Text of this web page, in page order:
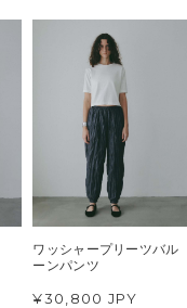
ワッシャープリーツバル
ーンパンツ
¥30,800 JPY